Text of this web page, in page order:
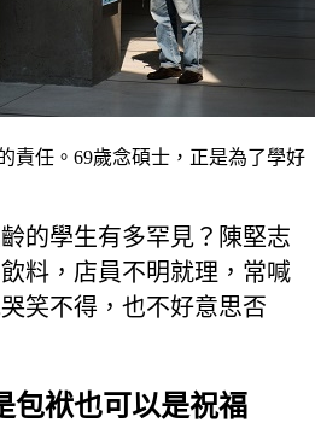
責任。69歲念碩士，正是為了學好
的學生有多罕見？陳堅志
料，店員不明就理，常喊
笑不得，也不好意思否
包袱也可以是祝福